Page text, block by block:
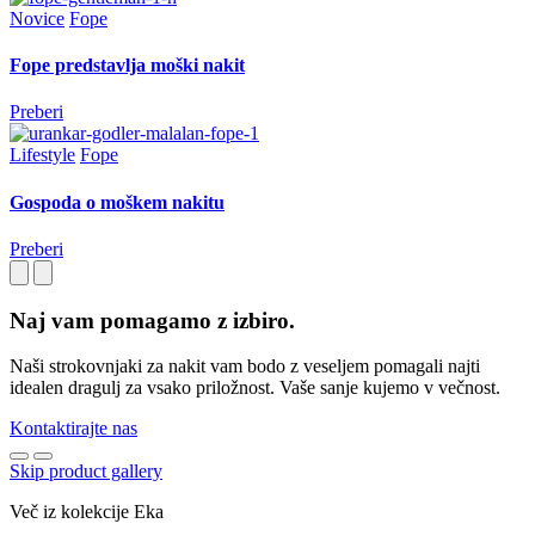
Novice Fope
Fope predstavlja moški nakit
Preberi
Lifestyle Fope
Gospoda o moškem nakitu
Preberi
Naj vam pomagamo z izbiro.
Naši strokovnjaki za nakit vam bodo z veseljem pomagali najti
idealen dragulj za vsako priložnost. Vaše sanje kujemo v večnost.
Kontaktirajte nas
Skip product gallery
Več iz kolekcije Eka